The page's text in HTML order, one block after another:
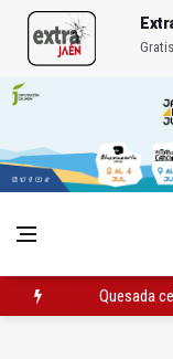
Quesada